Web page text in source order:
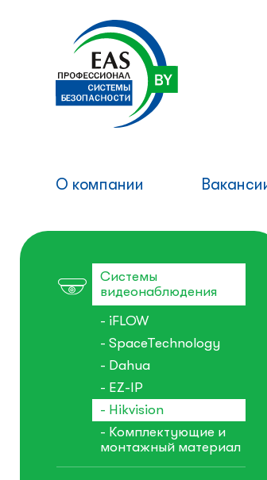
О компании
Системы
видеонаблюдения
- iFLOW
- SpaceTechnology
- Dahua
- EZ-IP
- Hikvision
- Комплектующие и
монтажный материал